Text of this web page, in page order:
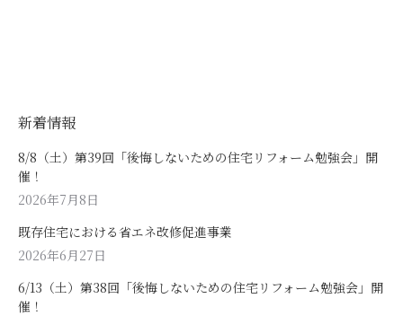
新着情報
8/8（土）第39回「後悔しないための住宅リフォーム勉強会」開
催！
2026年7月8日
既存住宅における省エネ改修促進事業
2026年6月27日
6/13（土）第38回「後悔しないための住宅リフォーム勉強会」開
催！